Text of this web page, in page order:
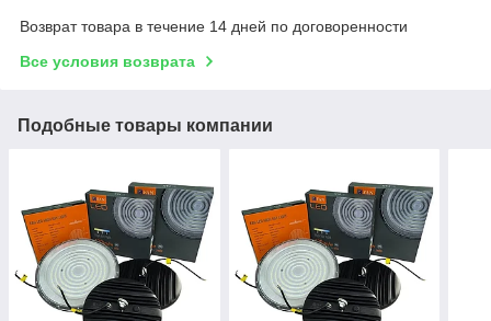
Возврат товара в течение 14 дней по договоренности
Все условия возврата
Подобные товары компании